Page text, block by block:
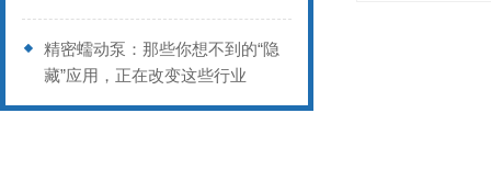
精密蠕动泵：那些你想不到的“隐
藏”应用，正在改变这些行业